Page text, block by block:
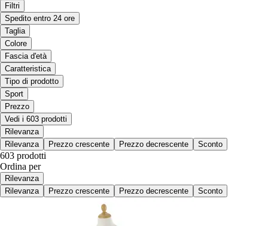
Filtri
Spedito entro 24 ore
Taglia
Colore
Fascia d'età
Caratteristica
Tipo di prodotto
Sport
Prezzo
Vedi i 603 prodotti
Rilevanza
Rilevanza
Prezzo crescente Prezzo decrescente Sconto
603 prodotti
Ordina per
Rilevanza
Rilevanza
Prezzo crescente Prezzo decrescente Sconto